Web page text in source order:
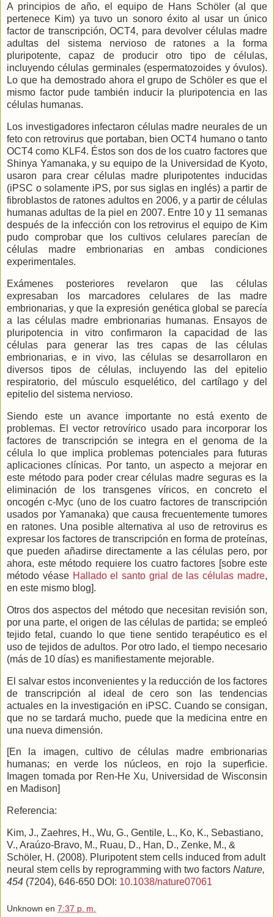
A principios de año, el equipo de Hans Schöler (al que
pertenece Kim) ya tuvo un sonoro éxito al usar un único
factor de transcripción, OCT4, para devolver células madre
adultas del sistema nervioso de ratones a la forma
pluripotente, capaz de producir otro tipo de células,
incluyendo células germinales (espermatozoides y óvulos).
Lo que ha demostrado ahora el grupo de Schöler es que el
mismo factor pude también inducir la pluripotencia en las
células humanas.
Los investigadores infectaron células madre neurales de un
feto con retrovirus que portaban, bien OCT4 humano o tanto
OCT4 como KLF4. Éstos son dos de los cuatro factores que
Shinya Yamanaka, y su equipo de la Universidad de Kyoto,
usaron para crear células madre pluripotentes inducidas
(iPSC o solamente iPS, por sus siglas en inglés) a partir de
fibroblastos de ratones adultos en 2006, y a partir de células
humanas adultas de la piel en 2007. Entre 10 y 11 semanas
después de la infección con los retrovirus el equipo de Kim
pudo comprobar que los cultivos celulares parecían de
células madre embrionarias en ambas condiciones
experimentales.
Exámenes posteriores revelaron que las células
expresaban los marcadores celulares de las madre
embrionarias, y que la expresión genética global se parecía
a las células madre embrionarias humanas. Ensayos de
pluripotencia in vitro confirmaron la capacidad de las
células para generar las tres capas de las células
embrionarias, e in vivo, las células se desarrollaron en
diversos tipos de células, incluyendo las del epitelio
respiratorio, del músculo esquelético, del cartílago y del
epitelio del sistema nervioso.
Siendo este un avance importante no está exento de
problemas. El vector retrovírico usado para incorporar los
factores de transcripción se integra en el genoma de la
célula lo que implica problemas potenciales para futuras
aplicaciones clínicas. Por tanto, un aspecto a mejorar en
este método para poder crear células madre seguras es la
eliminación de los transgenes víricos, en concreto el
oncogén c-Myc (uno de los cuatro factores de transcripción
usados por Yamanaka) que causa frecuentemente tumores
en ratones. Una posible alternativa al uso de retrovirus es
expresar los factores de transcripción en forma de proteínas,
que pueden añadirse directamente a las células pero, por
ahora, este método requiere los cuatro factores [sobre este
método véase Hallado el santo grial de las células madre,
en este mismo blog].
Otros dos aspectos del método que necesitan revisión son,
por una parte, el origen de las células de partida; se empleó
tejido fetal, cuando lo que tiene sentido terapéutico es el
uso de tejidos de adultos. Por otro lado, el tiempo necesario
(más de 10 días) es manifiestamente mejorable.
El salvar estos inconvenientes y la reducción de los factores
de transcripción al ideal de cero son las tendencias
actuales en la investigación en iPSC. Cuando se consigan,
que no se tardará mucho, puede que la medicina entre en
una nueva dimensión.
[En la imagen, cultivo de células madre embrionarias
humanas; en verde los núcleos, en rojo la superficie.
Imagen tomada por Ren-He Xu, Universidad de Wisconsin
en Madison]
Referencia:
Kim, J., Zaehres, H., Wu, G., Gentile, L., Ko, K., Sebastiano,
V., Araúzo-Bravo, M., Ruau, D., Han, D., Zenke, M., &
Schöler, H. (2008). Pluripotent stem cells induced from adult
neural stem cells by reprogramming with two factors Nature,
454 (7204), 646-650 DOI: 10.1038/nature07061
Unknown en 7:37 p. m.